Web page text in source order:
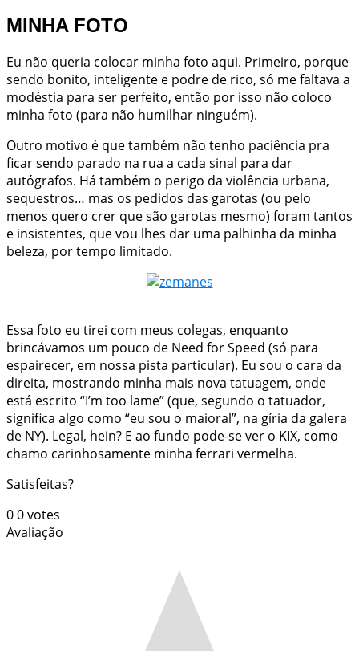
MINHA FOTO
Eu não queria colocar minha foto aqui. Primeiro, porque
sendo bonito, inteligente e podre de rico, só me faltava a
modéstia para ser perfeito, então por isso não coloco
minha foto (para não humilhar ninguém).
Outro motivo é que também não tenho paciência pra
ficar sendo parado na rua a cada sinal para dar
autógrafos. Há também o perigo da violência urbana,
sequestros… mas os pedidos das garotas (ou pelo
menos quero crer que são garotas mesmo) foram tantos
e insistentes, que vou lhes dar uma palhinha da minha
beleza, por tempo limitado.
Essa foto eu tirei com meus colegas, enquanto
brincávamos um pouco de Need for Speed (só para
espairecer, em nossa pista particular). Eu sou o cara da
direita, mostrando minha mais nova tatuagem, onde
está escrito “I’m too lame” (que, segundo o tatuador,
significa algo como “eu sou o maioral”, na gíria da galera
de NY). Legal, hein? E ao fundo pode-se ver o KIX, como
chamo carinhosamente minha ferrari vermelha.
Satisfeitas?
00votes
Avaliação